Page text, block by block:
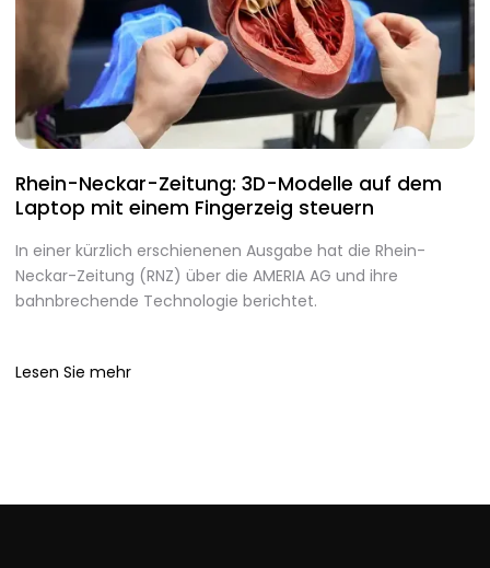
Rhein-Neckar-Zeitung: 3D-Modelle auf dem
Laptop mit einem Fingerzeig steuern
In einer kürzlich erschienenen Ausgabe hat die Rhein-
Neckar-Zeitung (RNZ) über die AMERIA AG und ihre
bahnbrechende Technologie berichtet.
Lesen Sie mehr